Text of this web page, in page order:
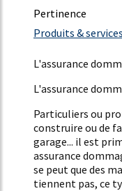
Pertinence
56%
Produits & services
L'assurance
L'assurance
Particuliers ou
construire ou de
garage... il est
assurance
se peut que des
tiennent pas, ce